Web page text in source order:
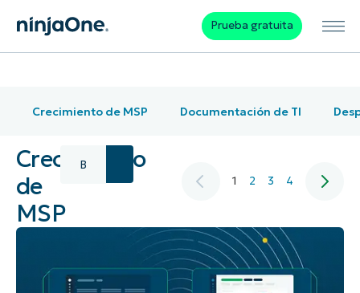
Prueba gratuita
Crecimiento de MSP Documentación de TI
Crecimiento
de
MSP
1 2 3 4